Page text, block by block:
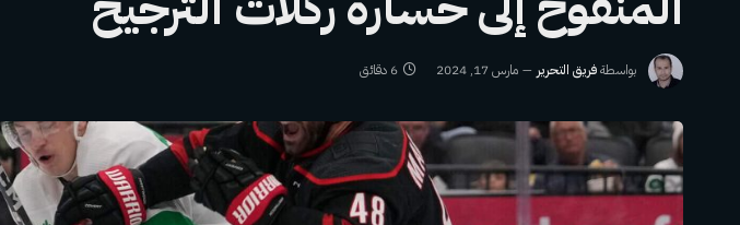
بواسطةفريق التحرير مارس 17, 2024 6 دقائق